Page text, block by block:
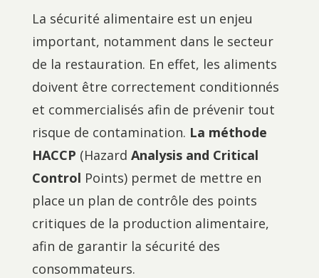
La sécurité alimentaire est un enjeu
important, notamment dans le secteur
de la restauration. En effet, les aliments
doivent être correctement conditionnés
et commercialisés afin de prévenir tout
risque de contamination. La méthode
HACCP (Hazard Analysis and Critical
Control Points) permet de mettre en
place un plan de contrôle des points
critiques de la production alimentaire,
afin de garantir la sécurité des
consommateurs.